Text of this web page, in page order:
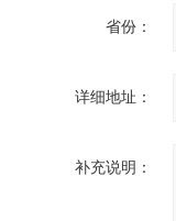
省份：
详细地址：
补充说明：